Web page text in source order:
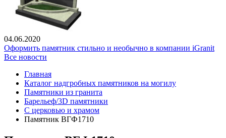
04.06.2020
Оформить памятник стильно и необычно в компании iGranit
Все новости
Главная
Каталог надгробных памятников на могилу
Памятники из гранита
Барельеф/3D памятники
С церковью и храмом
Памятник ВГФ1710